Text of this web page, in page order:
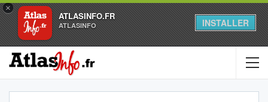
×
ATLASINFO.FR
ATLASINFO INSTALLER